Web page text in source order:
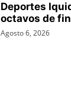
Deportes
octavos de
Agosto 6, 2026